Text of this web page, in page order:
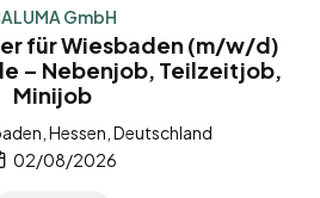
GmbH
für Wiesbaden (m/w/d)
– Nebenjob, Teilzeitjob,
Minijob
Hessen, Deutschland
02/08/2026